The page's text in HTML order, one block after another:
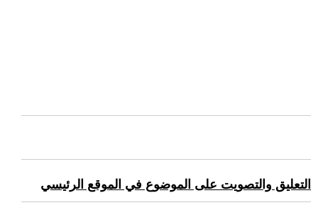
التعليق والتصويت على الموضوع في الموقع الرئيسي